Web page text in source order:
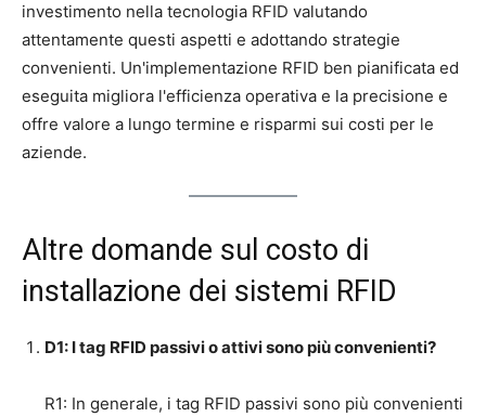
investimento nella tecnologia RFID valutando
attentamente questi aspetti e adottando strategie
convenienti. Un'implementazione RFID ben pianificata ed
eseguita migliora l'efficienza operativa e la precisione e
offre valore a lungo termine e risparmi sui costi per le
aziende.
Altre domande sul costo di
installazione dei sistemi RFID
D1: I tag RFID passivi o attivi sono più convenienti?
R1: In generale, i tag RFID passivi sono più convenienti